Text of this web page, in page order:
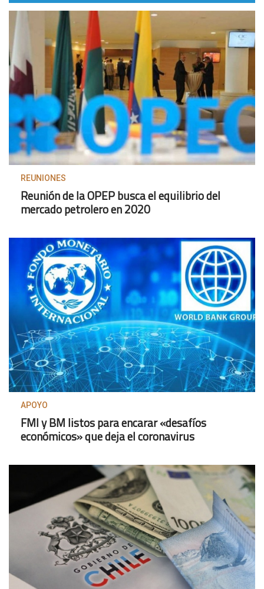
REUNIONES
Reunión de la OPEP busca el equilibrio del
mercado petrolero en 2020
APOYO
FMI y BM listos para encarar «desafíos
económicos» que deja el coronavirus